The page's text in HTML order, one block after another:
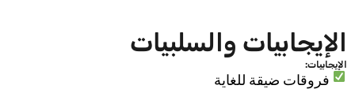
الإيجابيات والسلبيات
الإيجابيات:
فروقات ضيقة للغاية